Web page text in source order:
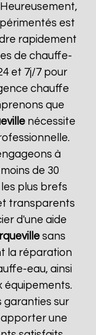
est
rapidement
de chauffe-
et 7j/7 pour
chauffe
que
nécessite
à
de 30
plus brefs
transparents
d'une aide
sans
la réparation
eau, ainsi
équipements.
garanties sur
une